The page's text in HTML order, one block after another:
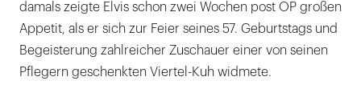
damals zeigte Elvis schon zwei Wochen post OP großen
Appetit, als er sich zur Feier seines 57. Geburtstags und
Begeisterung zahlreicher Zuschauer einer von seinen
Pflegern geschenkten Viertel-Kuh widmete.